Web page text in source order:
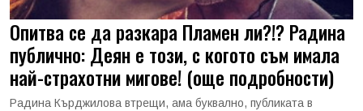
Опитва се да разкара Пламен ли?!? Радина
публично: Деян е този, с когото съм имала
най-страхотни мигове! (още подробности)
Радина Кърджилова втрещи, ама буквално, публиката в